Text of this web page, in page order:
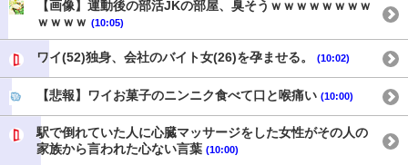
【画像】運動後の部活JKの部屋、臭そうｗｗｗｗｗｗｗｗ
ｗｗｗｗ (10:05)
ワイ(52)独身、会社のバイト女(26)を孕ませる。 (10:02)
【悲報】ワイお菓子のニンニク食べて口と喉痛い (10:00)
駅で倒れていた人に心臓マッサージをした女性がその人の
家族から言われた心ない言葉 (10:00)